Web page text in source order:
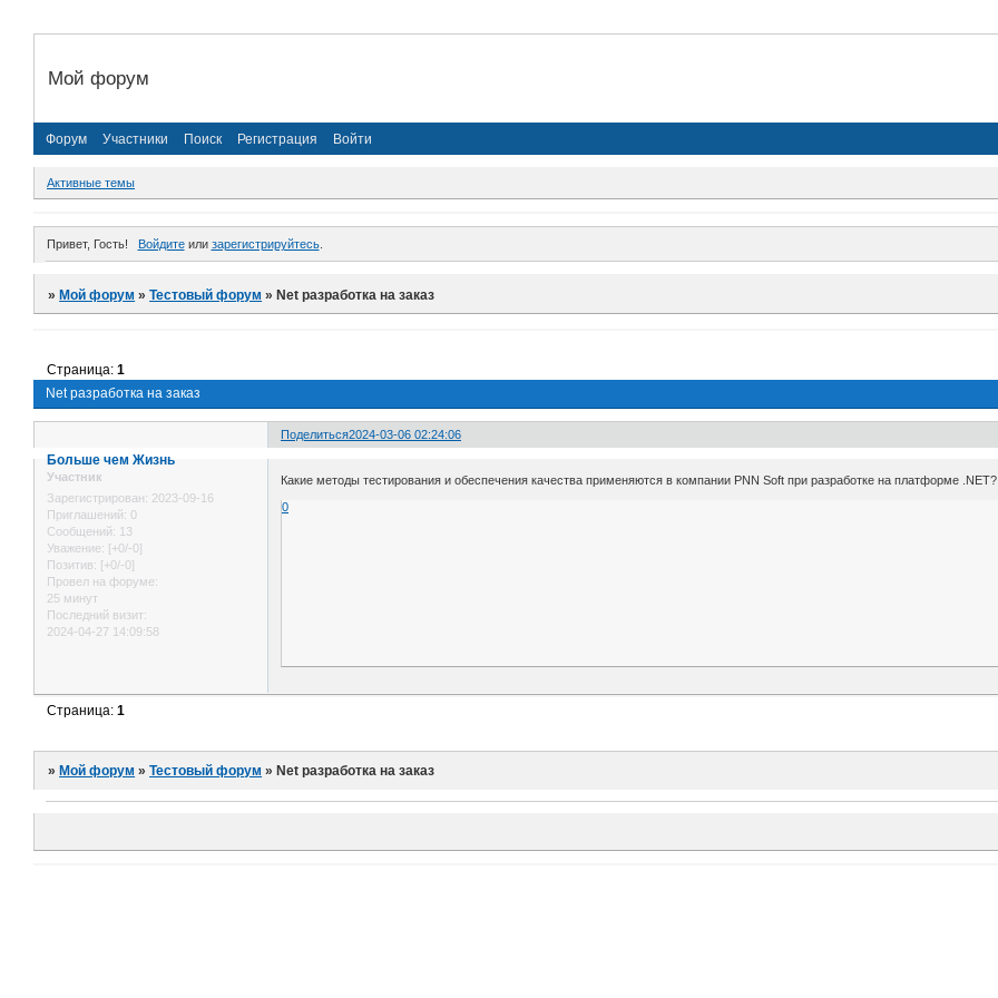
Мой форум
Форум Участники Поиск Регистрация Войти
Активные темы
Привет, Гость! Войдитеили зарегистрируйтесь.
»Мой форум »Тестовый форум »Net разработка на заказ
Net разработка на заказ
Страница:1
Поделиться2024-03-06 02:24:06
Больше чем Жизнь
Участник
Зарегистрирован: 2023-09-16
Приглашений: 0
Сообщений: 13
Уважение: [+0/-0]
Позитив: [+0/-0]
Провел на форуме:
25 минут
Последний визит:
2024-04-27 14:09:58
Какие методы тестирования и обеспечения качества применяются в компании PNN Soft при разработке на платформе .NET?
0
Страница:1
» Мой форум »Тестовый форум » Net разработка на заказ